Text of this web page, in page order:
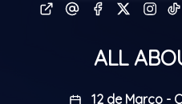
ALL
12 de Março -